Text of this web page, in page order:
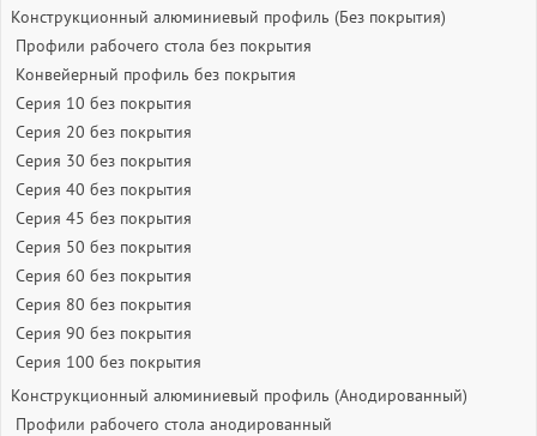
Конструкционный алюминиевый профиль (Без покрытия)
Профили рабочего стола без покрытия
Конвейерный профиль без покрытия
Серия 10 без покрытия
Серия 20 без покрытия
Серия 30 без покрытия
Серия 40 без покрытия
Серия 45 без покрытия
Серия 50 без покрытия
Серия 60 без покрытия
Серия 80 без покрытия
Серия 90 без покрытия
Серия 100 без покрытия
Конструкционный алюминиевый профиль (Анодированный)
Профили рабочего стола анодированный